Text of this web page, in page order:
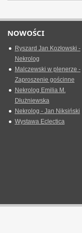
NOWOŚCI
Ryszard Jan Kozłowski -
Nekrolog
Malczewski w plenerze -
Zaproszenie gościnne
Nekrolog Emilia M.
Dłużniewska
Nekrolog - Jan Niksiński
Wystawa Eclectica